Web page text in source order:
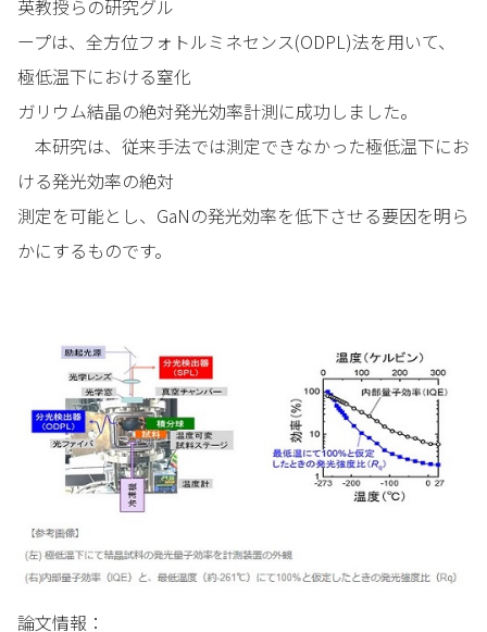
英教授らの研究グル
ープは、全方位フォトルミネセンス(ODPL)法を用いて、
極低温下における窒化
ガリウム結晶の絶対発光効率計測に成功しました。
本研究は、従来手法では測定できなかった極低温下にお
ける発光効率の絶対
測定を可能とし、GaNの発光効率を低下させる要因を明ら
かにするものです。
論文情報：